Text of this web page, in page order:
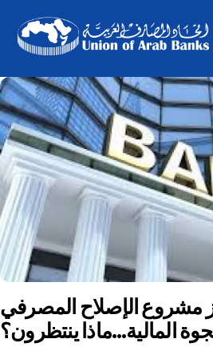
content
مشروع الإصلاح المصرفي
المالية…ماذا ينتظرون؟